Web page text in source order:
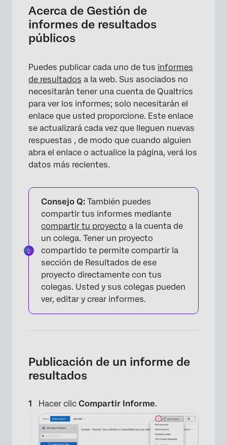
×
Acerca de Gestión de
informes de resultados
públicos
Puedes publicar cada uno de tus informes
de resultados a la web. Sus asociados no
necesitarán tener una cuenta de Qualtrics
para ver los informes; solo necesitarán el
enlace que usted proporcione. Este enlace
se actualizará cada vez que lleguen nuevas
respuestas , de modo que cuando alguien
abra el enlace o actualice la página, verá los
datos más recientes.
Consejo Q: También puedes
compartir tus informes mediante
compartir tu proyecto a la cuenta de
un colega. Tener un proyecto
compartido te permite compartir la
sección de Resultados de ese
proyecto directamente con tus
colegas. Usted y sus colegas pueden
ver, editar y crear informes.
Publicación de un informe de
resultados
Hacer clic Compartir Informe.